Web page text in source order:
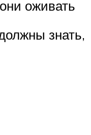
оживать
знать,